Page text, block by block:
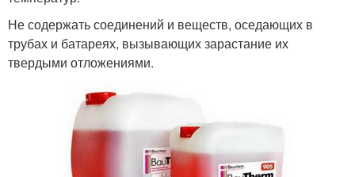
Не содержать соединений и веществ, оседающих в
трубах и батареях, вызывающих зарастание их
твердыми отложениями.